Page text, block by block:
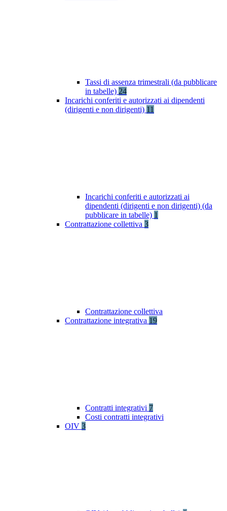
Tassi di assenza trimestrali (da pubblicare
in tabelle) 24
Incarichi conferiti e autorizzati ai dipendenti
(dirigenti e non dirigenti) 11
Incarichi conferiti e autorizzati ai
dipendenti (dirigenti e non dirigenti) (da
pubblicare in tabelle) 1
Contrattazione collettiva 3
Contrattazione collettiva
Contrattazione integrativa 19
Contratti integrativi 7
Costi contratti integrativi
OIV 3